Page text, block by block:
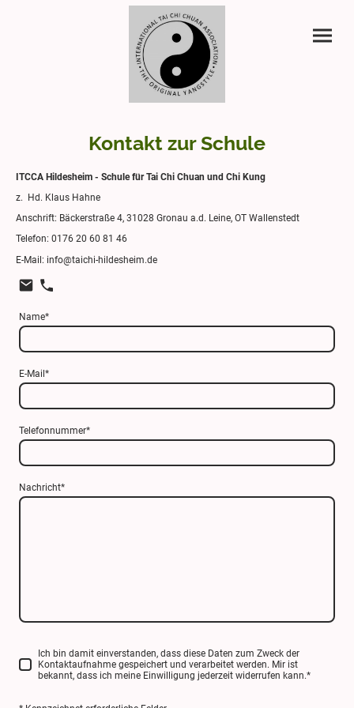
Kontakt zur Schule
ITCCA Hildesheim - Schule für Tai Chi Chuan und Chi Kung
z. Hd. Klaus Hahne
Anschrift: Bäckerstraße 4, 31028 Gronau a.d. Leine, OT Wallenstedt
Telefon: 0176 20 60 81 46
E-Mail: info@taichi-hildesheim.de
Name*
E-Mail *
Telefonnummer*
Nachricht*
Ich bin damit einverstanden, dass diese Daten zum Zweck der
Kontaktaufnahme gespeichert und verarbeitet werden. Mir ist
bekannt, dass ich meine Einwilligung jederzeit widerrufen kann.*